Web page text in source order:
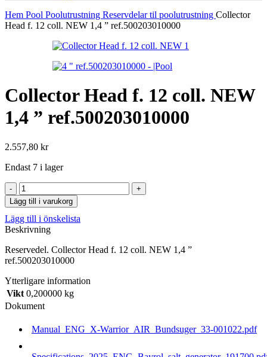
Hem Pool Poolutrustning Reservdelar til poolutrustning Collector
Head f. 12 coll. NEW 1,4 ” ref.500203010000
Collector Head f. 12 coll. NEW
1,4 ” ref.500203010000
2.557,80 kr
Endast 7 i lager
Collector
Head
f.
12
coll.
1,4
"
mängd
Lägg till i varukorg
Lägg till i önskelista
Beskrivning
Reservedel. Collector Head f. 12 coll. NEW 1,4 ”
ref.500203010000
Ytterligare information
Vikt 0,200000 kg
Dokument
Manual_ENG_X-Warrior_AIR_Bundsuger_33-001022.pdf